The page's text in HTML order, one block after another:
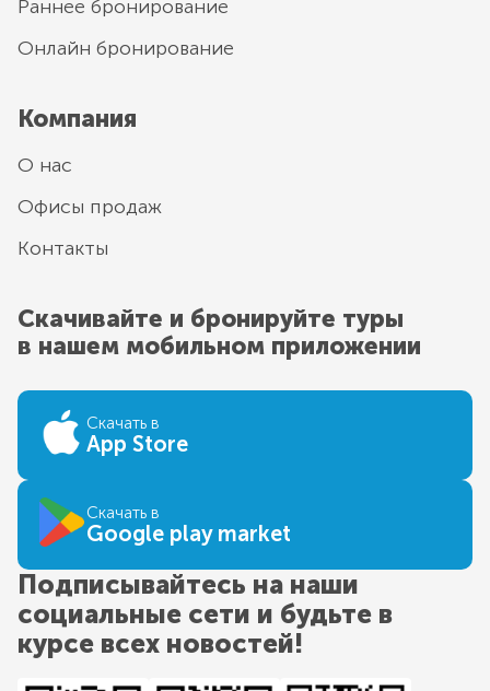
Раннее бронирование
Онлайн бронирование
Компания
О нас
Офисы продаж
Контакты
Скачивайте и бронируйте туры
в нашем мобильном приложении
Скачать в
App Store
Скачать в
Google play market
Подписывайтесь на наши
социальные сети и будьте в
курсе всех новостей!